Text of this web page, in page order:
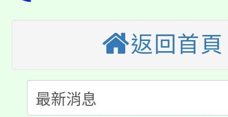
半價優惠，詳情可洽有
份教師增能研習
份教師研習
淨零綠生活教案入校路
會
115年食農教育專業人
程
「本色祭」8/29、30在
返回首頁